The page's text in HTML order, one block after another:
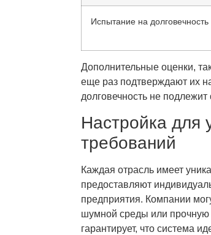
Испытание на долговечность
Дополнительные оценки,
еще раз подтверждают их
долговечность не
Настройка для
требований
Каждая отрасль имеет
предоставляют
предприятия. Компании
шумной среды или прочную
гарантирует, что система